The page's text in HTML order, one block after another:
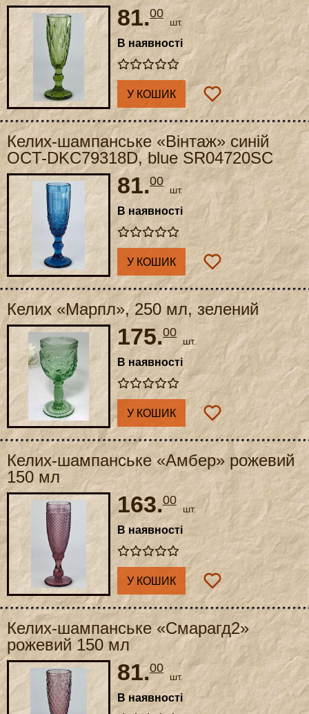
81.00
шт.
В наявності
У КОШИК
Келих-шампанське «Вінтаж» синій
OCT-DKC79318D, blue SR04720SC
81.00
шт.
В наявності
У КОШИК
Келих «Марпл», 250 мл, зелений
175.00
шт.
В наявності
У КОШИК
Келих-шампанське «Амбер» рожевий
150 мл
163.00
шт.
В наявності
У КОШИК
Келих-шампанське «Смарагд2»
рожевий 150 мл
81.00
шт.
В наявності